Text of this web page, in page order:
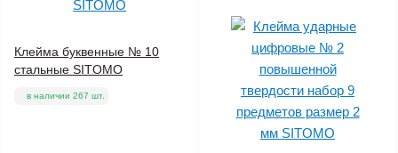
Клейма буквенные № 10
стальные SITOMO
в наличии 267 шт.